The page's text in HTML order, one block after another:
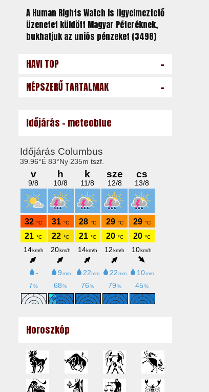
A Human Rights Watch is figyelmeztető
üzenetet küldött Magyar Péteréknek,
bukhatjuk az uniós pénzeket (3498)
HAVI TOP -
NÉPSZERŰ TARTALMAK -
Időjárás - meteoblue
Horoszkóp